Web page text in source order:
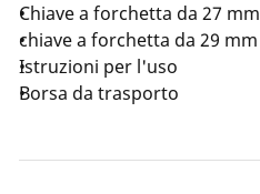
Chiave a forchetta da 27 mm
chiave a forchetta da 29 mm
Istruzioni per l'uso
Borsa da trasporto